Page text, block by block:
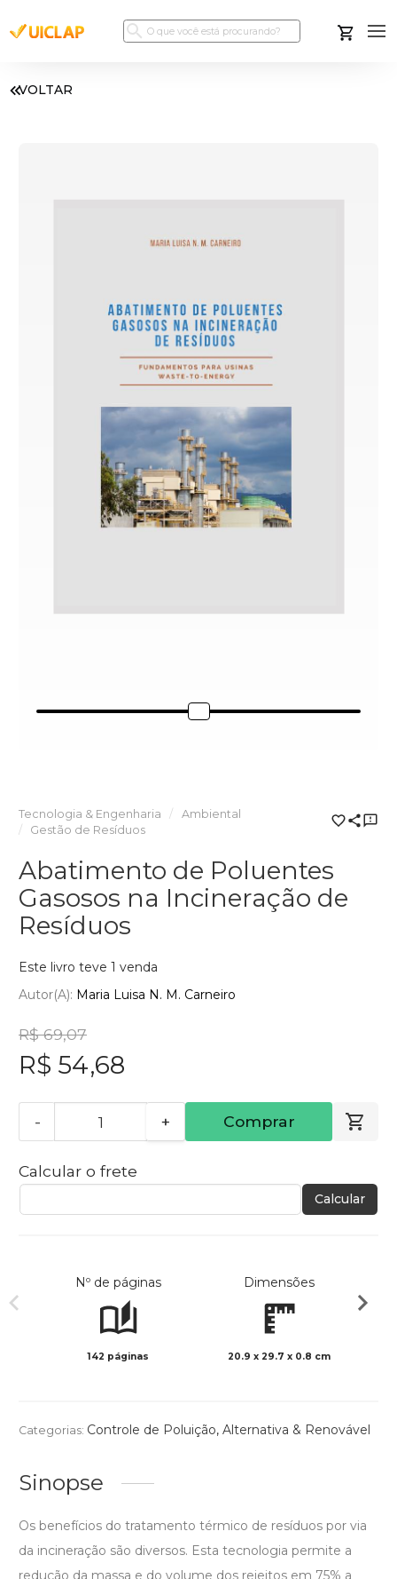
VOLTAR
Tecnologia & Engenharia
Ambiental
Gestão de Resíduos
Abatimento de Poluentes
Gasosos na Incineração de
Resíduos
Este livro teve 1 venda
Autor(a): Maria Luisa N. M. Carneiro
R$ 69,07
R$ 54,68
- + Comprar
Calcular o frete
Calcular
Nº de páginas
142 páginas
Dimensões
20.9 x 29.7 x 0.8 cm
Categorias: Controle de Poluição, Alternativa & Renovável
Sinopse
Os benefícios do tratamento térmico de resíduos por via
da incineração são diversos. Esta tecnologia permite a
redução da massa e do volume dos rejeitos em 75% a